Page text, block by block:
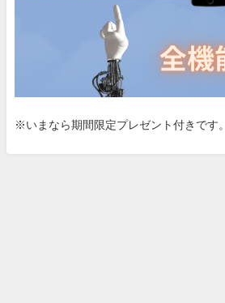
※いまなら期間限定プレゼント付きです。